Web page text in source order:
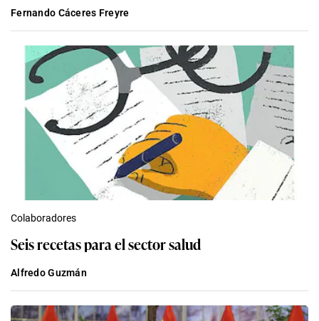
Fernando Cáceres Freyre
Colaboradores
Seis recetas para el sector salud
Alfredo Guzmán